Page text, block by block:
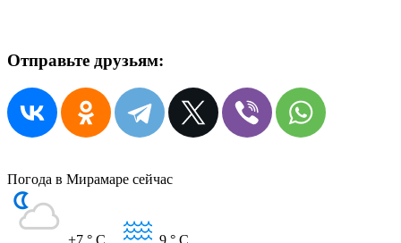
Отправьте друзьям:
Погода в Мирамаре сейчас
+7 ° C 9 ° C